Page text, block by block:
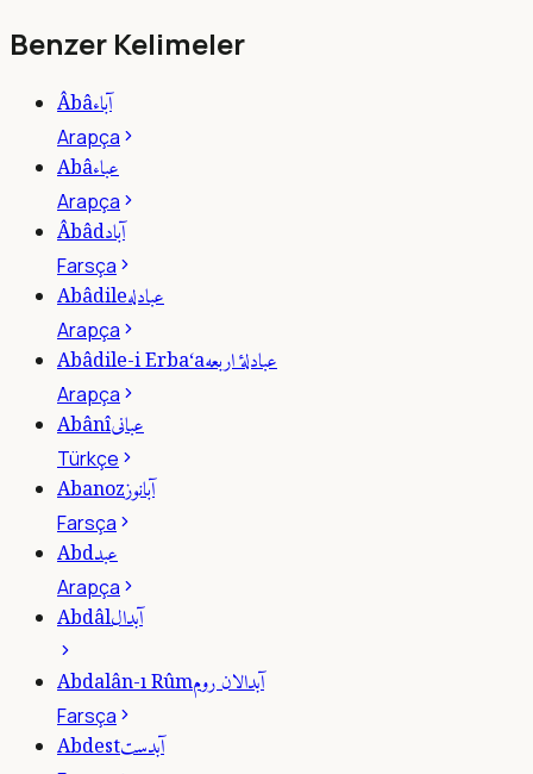
Benzer Kelimeler
Âbâآباء
Arapça
Abâعباء
Arapça
Âbâdآباد
Farsça
Abâdileعبادله
Arapça
Abâdile-i Erba‘aعبادلۀ اربعه
Arapça
Abânîعبانى
Türkçe
Abanozآبانوز
Farsça
Abdعبد
Arapça
Abdâlآبدال
Abdalân-ı Rûmآبدالان روم
Farsça
Abdestآبدست